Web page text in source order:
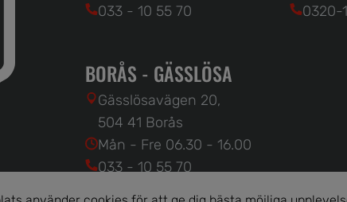
033 - 10 55 70
0320-
BORÅS - GÄSSLÖSA
Gässlösavägen 20,
504 41 Borås
Mån - Fre 06.30 - 16.00
033 - 10 55 70